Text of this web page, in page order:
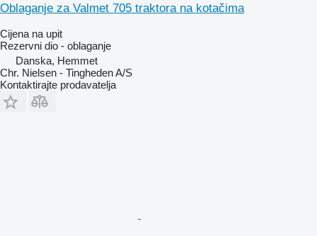
Oblaganje za Valmet 705 traktora na kotačima
Cijena na upit
Rezervni dio - oblaganje
Danska, Hemmet
Chr. Nielsen - Tingheden A/S
Kontaktirajte prodavatelja